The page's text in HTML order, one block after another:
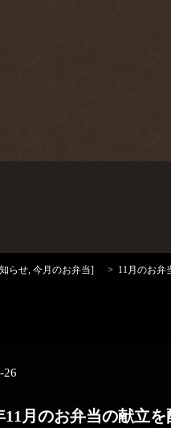
らせ, 今月のお弁当] 11月のお弁
26
11月のお弁当の献立を